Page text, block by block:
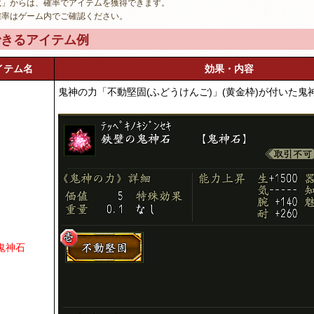
からは、確率でアイテムを獲得できます。
はゲーム内でご確認ください。
るアイテム例
テム名 効果・内容
神石
鬼神の力「不動堅固(ふどうけんご)」(黄金枠)が付いた鬼